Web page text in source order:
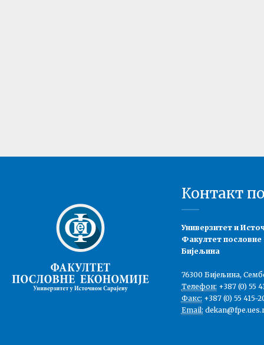
Контакт
Универзитет и
Факултет пословне
Бијељина
76300 Бијељина,
Телефон: +387 (0) 55
Факс: +387 (0) 55 415-
Email: